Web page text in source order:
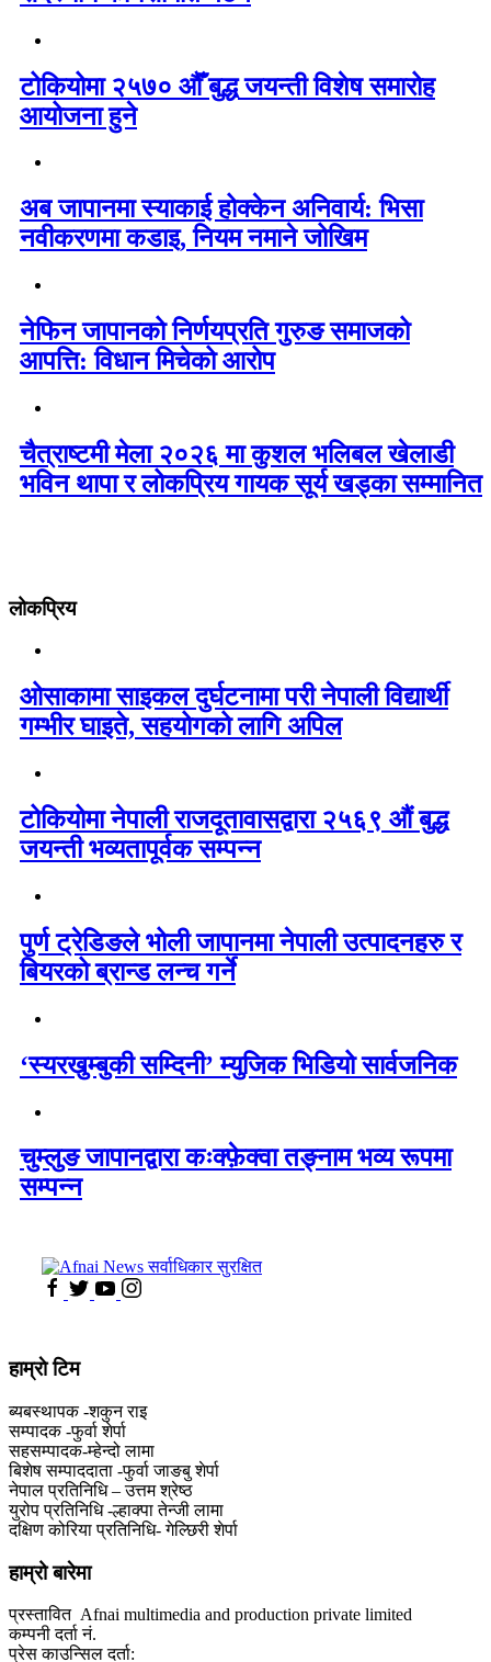
टोकियोमा २५७० औँ बुद्ध जयन्ती विशेष समारोह
आयोजना हुने
अब जापानमा स्याकाई होक्केन अनिवार्य: भिसा
नवीकरणमा कडाइ, नियम नमाने जोखिम
नेफिन जापानको निर्णयप्रति गुरुङ समाजको
आपत्ति: विधान मिचेको आरोप
चैत्राष्टमी मेला २०२६ मा कुशल भलिबल खेलाडी
भविन थापा र लोकप्रिय गायक सूर्य खड्का सम्मानित
लोकप्रिय
ओसाकामा साइकल दुर्घटनामा परी नेपाली विद्यार्थी
गम्भीर घाइते, सहयोगको लागि अपिल
टोकियोमा नेपाली राजदूतावासद्वारा २५६९ औं बुद्ध
जयन्ती भव्यतापूर्वक सम्पन्न
पुर्ण ट्रेडिङले भोली जापानमा नेपाली उत्पादनहरु र
बियरको ब्रान्ड लन्च गर्ने
‘स्यरखुम्बुकी सम्दिनी’ म्युजिक भिडियो सार्वजनिक
चुम्लुङ जापानद्वारा कःक्फ़ेक्वा तङ्नाम भव्य रूपमा
सम्पन्न
हाम्राे टिम
ब्यबस्थापक -शकुन राइ
सम्पादक -फुर्वा शेर्पा
सहसम्पादक-म्हेन्दो लामा
‍बिशेष सम्पाददाता -फुर्वा जा‌ङबु शेर्पा
नेपाल प्रतिनिधि – उत्तम श्रेष्ठ
युरोप प्रतिनिधि -ल्हाक्पा तेन्जी लामा
दक्षिण कोरिया प्रतिनिधि- गेल्छिरी शेर्पा
हाम्रो बारेमा
प्रस्तावित Afnai multimedia and production private limited
कम्पनी दर्ता नं.
प्रेस काउन्सिल दर्ता: